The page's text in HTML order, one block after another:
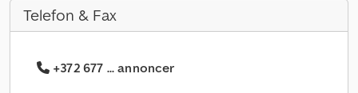
Telefon & Fax
+372 677 ... annoncer